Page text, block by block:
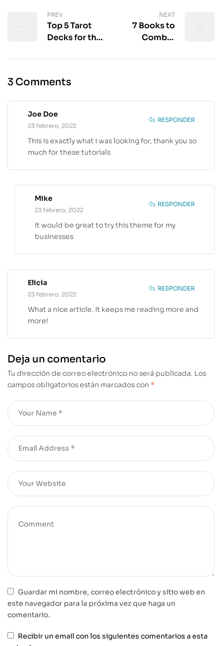
PREV
Top 5 Tarot
Decks for the
Summit
NEXT
7 Books to
Combat
3 Comments
Joe Doe
23 febrero, 2022
RESPONDER
This is exactly what i was looking for, thank you so
much for these tutorials
Mike
23 febrero, 2022
RESPONDER
It would be great to try this theme for my
businesses
Elicia
23 febrero, 2022
RESPONDER
What a nice article. It keeps me reading more and
more!
Deja un comentario
Tu dirección de correo electrónico no será publicada. Los
campos obligatorios están marcados con *
Guardar mi nombre, correo electrónico y sitio web en
este navegador para la próxima vez que haga un
comentario.
Recibir un email con los siguientes comentarios a esta